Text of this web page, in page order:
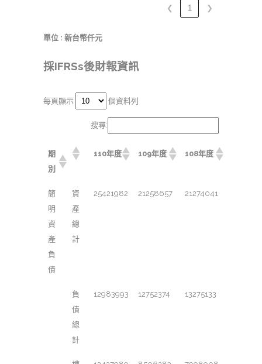
❮ 1 ❯
單位 : 新台幣仟元
採IFRSs後財報資訊
每頁顯示 個資料列
搜尋:
期
別
110年度 109年度 108年度
簡
明
資
產
負
債
資
產
總
計
25421982 21258657 21274041
負
債
總
計
12983993 12752374 13275133